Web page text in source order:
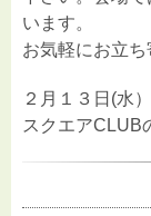
います。
お気軽にお立ち
２月１３日(水
スクエアCLUB